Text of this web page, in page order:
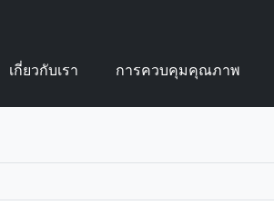
เกี่ยวกับเรา การควบคุมคุณภาพ